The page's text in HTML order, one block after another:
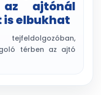
az ajtónál
is elbukhat
térben az ajtó